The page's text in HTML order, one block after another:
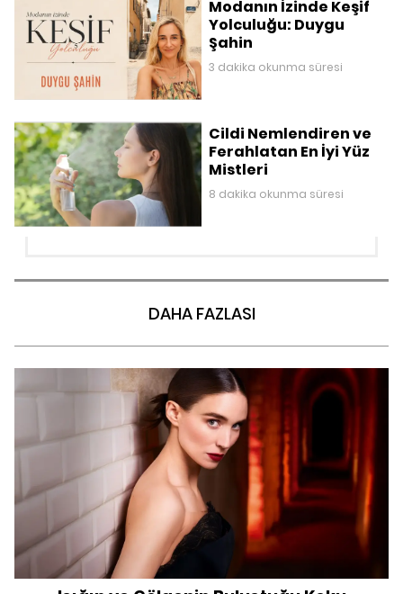
Modanın İzinde Keşif
Yolculuğu: Duygu
Şahin
3 dakika okunma süresi
Cildi Nemlendiren ve
Ferahlatan En İyi Yüz
Mistleri
8 dakika okunma süresi
DAHA FAZLASI